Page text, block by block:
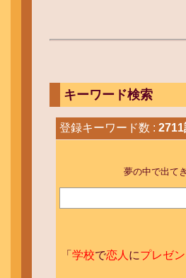
キーワード検索
登録キーワード数 : 2711
夢の中で出て
「 学校で恋人 にプレゼン